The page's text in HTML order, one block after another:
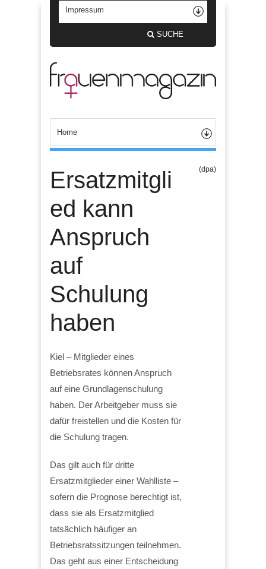
SUCHE
Ersatzmitgli
ed kann
Anspruch
auf
Schulung
haben
(dpa)
Kiel – Mitglieder eines
Betriebsrates können Anspruch
auf eine Grundlagenschulung
haben. Der Arbeitgeber muss sie
dafür freistellen und die Kosten für
die Schulung tragen.
Das gilt auch für dritte
Ersatzmitglieder einer Wahlliste –
sofern die Prognose berechtigt ist,
dass sie als Ersatzmitglied
tatsächlich häufiger an
Betriebsratssitzungen teilnehmen.
Das geht aus einer Entscheidung